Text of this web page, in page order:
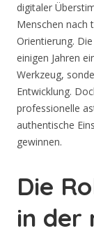
digitaler
Menschen nach
Orientierung.
einigen Jahren
Werkzeug,
Entwicklung.
professionelle
authentische
gewinnen.
Die
in der